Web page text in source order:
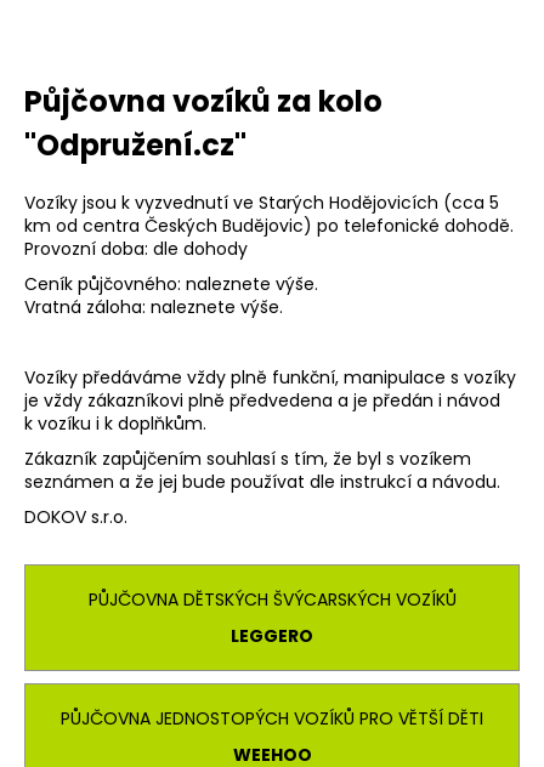
Půjčovna vozíků za kolo
"Odpružení.cz"
Vozíky jsou k vyzvednutí ve Starých Hodějovicích (cca 5
km od centra Českých Budějovic) po telefonické dohodě.
Provozní doba: dle dohody
Ceník půjčovného: naleznete výše.
Vratná záloha: naleznete výše.
Vozíky předáváme vždy plně funkční, manipulace s vozíky
je vždy zákazníkovi plně předvedena a je předán i návod
k vozíku i k doplňkům.
Zákazník zapůjčením souhlasí s tím, že byl s vozíkem
seznámen a že jej bude používat dle instrukcí a návodu.
DOKOV s.r.o.
PŮJČOVNA DĚTSKÝCH ŠVÝCARSKÝCH VOZÍKŮ
LEGGERO
PŮJČOVNA JEDNOSTOPÝCH VOZÍKŮ PRO VĚTŠÍ DĚTI
WEEHOO